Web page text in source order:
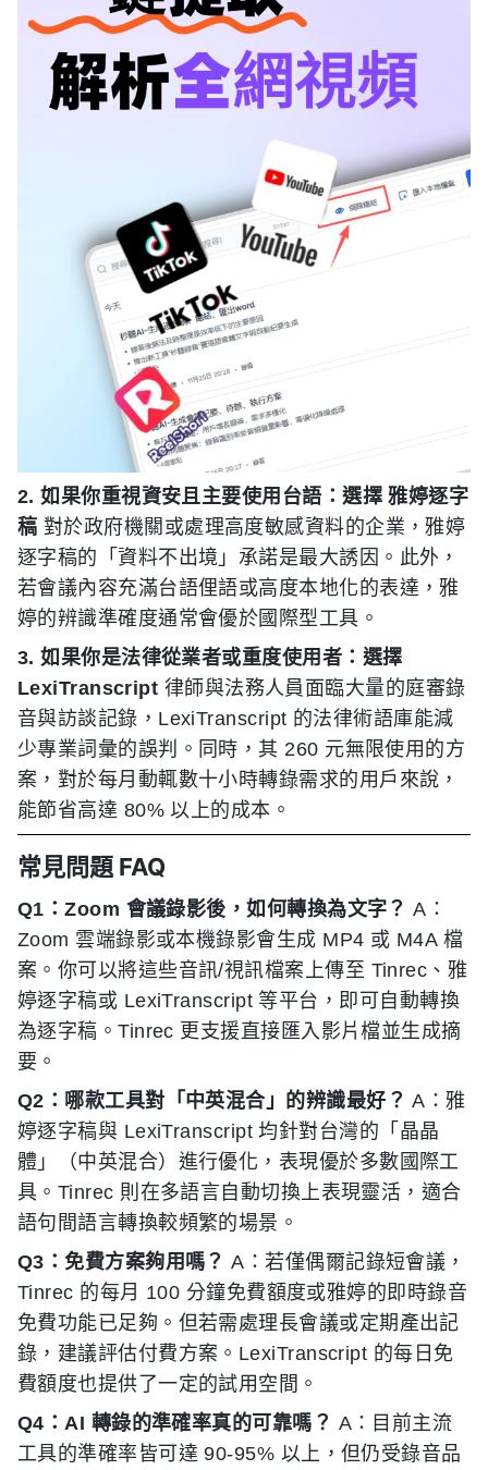
2. 如果你重視資安且主要使用台語：選擇 雅婷逐字
稿 對於政府機關或處理高度敏感資料的企業，雅婷
逐字稿的「資料不出境」承諾是最大誘因。此外，
若會議內容充滿台語俚語或高度本地化的表達，雅
婷的辨識準確度通常會優於國際型工具。
3. 如果你是法律從業者或重度使用者：選擇
LexiTranscript 律師與法務人員面臨大量的庭審錄
音與訪談記錄，LexiTranscript 的法律術語庫能減
少專業詞彙的誤判。同時，其 260 元無限使用的方
案，對於每月動輒數十小時轉錄需求的用戶來說，
能節省高達 80% 以上的成本。
常見問題 FAQ
Q1：Zoom 會議錄影後，如何轉換為文字？ A：
Zoom 雲端錄影或本機錄影會生成 MP4 或 M4A 檔
案。你可以將這些音訊/視訊檔案上傳至 Tinrec、雅
婷逐字稿或 LexiTranscript 等平台，即可自動轉換
為逐字稿。Tinrec 更支援直接匯入影片檔並生成摘
要。
Q2：哪款工具對「中英混合」的辨識最好？ A：雅
婷逐字稿與 LexiTranscript 均針對台灣的「晶晶
體」（中英混合）進行優化，表現優於多數國際工
具。Tinrec 則在多語言自動切換上表現靈活，適合
語句間語言轉換較頻繁的場景。
Q3：免費方案夠用嗎？ A：若僅偶爾記錄短會議，
Tinrec 的每月 100 分鐘免費額度或雅婷的即時錄音
免費功能已足夠。但若需處理長會議或定期產出記
錄，建議評估付費方案。LexiTranscript 的每日免
費額度也提供了一定的試用空間。
Q4：AI 轉錄的準確率真的可靠嗎？ A：目前主流
工具的準確率皆可達 90-95% 以上，但仍受錄音品